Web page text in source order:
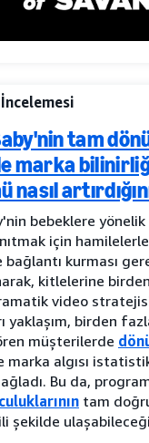
tam
marka
nasıl
bebeklere yönelik
için
bağlantı kurması
kitlelerine
video
yaklaşım, birden
müşterilerde
marka algısı
Bu da,
tam
şekilde